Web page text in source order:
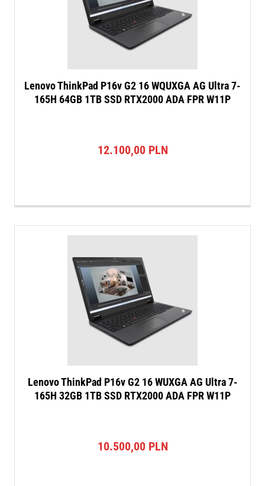
Lenovo ThinkPad P16v G2 16 WQUXGA AG Ultra 7-
165H 64GB 1TB SSD RTX2000 ADA FPR W11P
12.100,00 PLN
Lenovo ThinkPad P16v G2 16 WUXGA AG Ultra 7-
165H 32GB 1TB SSD RTX2000 ADA FPR W11P
10.500,00 PLN